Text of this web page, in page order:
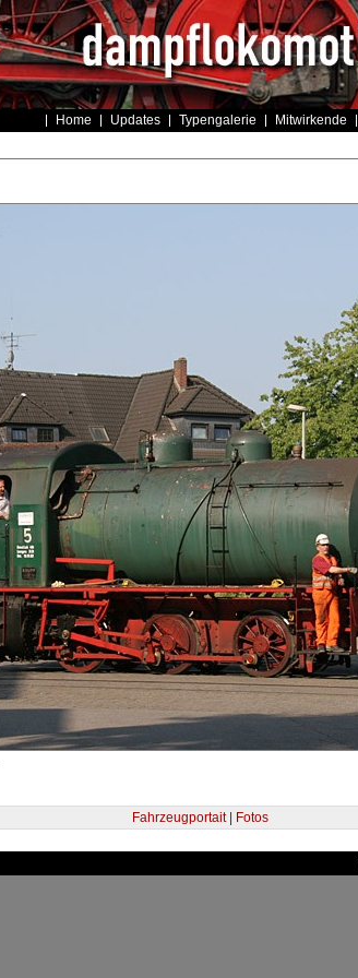
Home Updates Typengalerie Mitwirkende
Fahrzeugportait | Fotos